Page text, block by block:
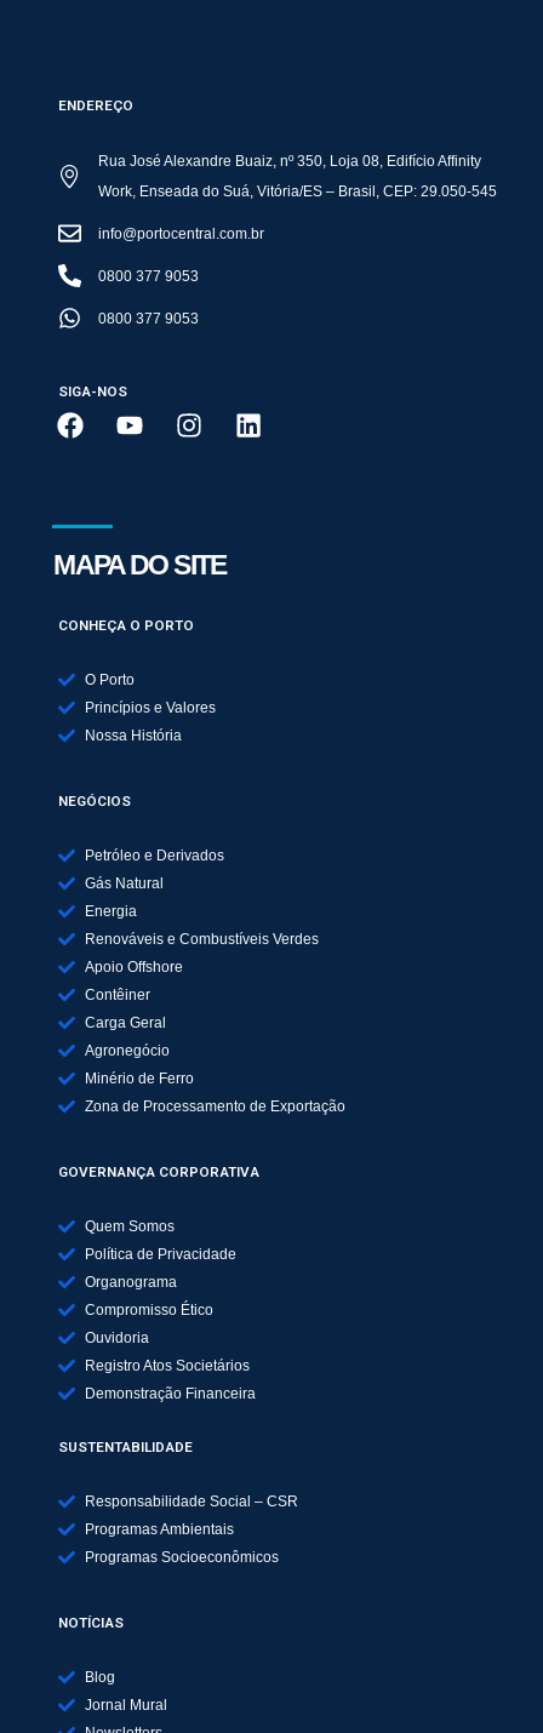
ENDEREÇO
Rua José Alexandre Buaiz, nº 350, Loja 08, Edifício Affinity
Work, Enseada do Suá, Vitória/ES – Brasil, CEP: 29.050-545
info@portocentral.com.br
0800 377 9053
0800 377 9053
SIGA-NOS
MAPA DO SITE
CONHEÇA O PORTO
O Porto
Princípios e Valores
Nossa História
NEGÓCIOS
Petróleo e Derivados
Gás Natural
Energia
Renováveis e Combustíveis Verdes
Apoio Offshore
Contêiner
Carga Geral
Agronegócio
Minério de Ferro
Zona de Processamento de Exportação
GOVERNANÇA CORPORATIVA
Quem Somos
Política de Privacidade
Organograma
Compromisso Ético
Ouvidoria
Registro Atos Societários
Demonstração Financeira
SUSTENTABILIDADE
Responsabilidade Social – CSR
Programas Ambientais
Programas Socioeconômicos
NOTÍCIAS
Blog
Jornal Mural